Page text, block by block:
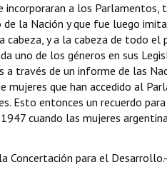
a los
la Nación y que fue luego
y a la cabeza de todo
uno de los géneros en sus
través de un informe de las
mujeres que han accedido al
Esto entonces un recuerdo
cuando las mujeres
la Concertación para el